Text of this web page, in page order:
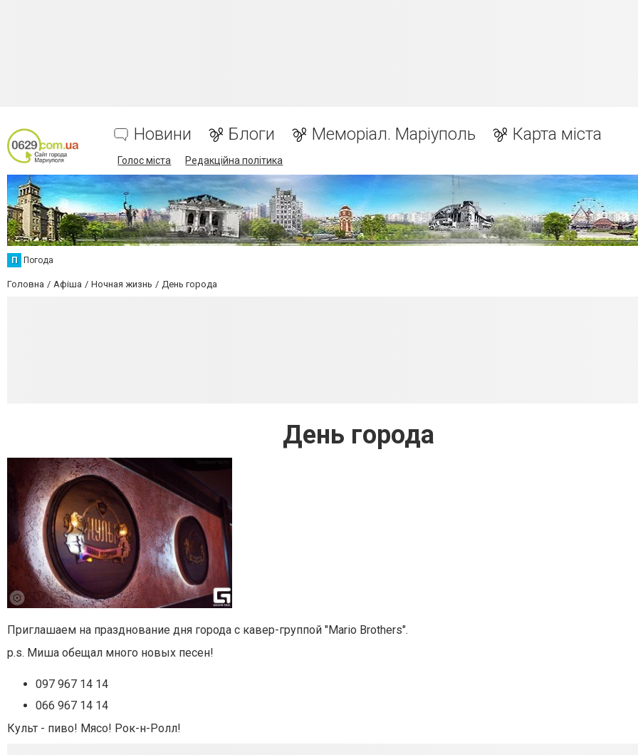
Новини Блоги Меморіал. Маріуполь Карта міста
Голос міста Редакційна політика
П Погода
Головна Афіша Ночная жизнь День города
День города
Приглашаем на празднование дня города с кавер-группой "Mario Brothers".
p.s. Миша обещал много новых песен!
097 967 14 14
066 967 14 14
Культ - пиво! Мясо! Рок-н-Ролл!